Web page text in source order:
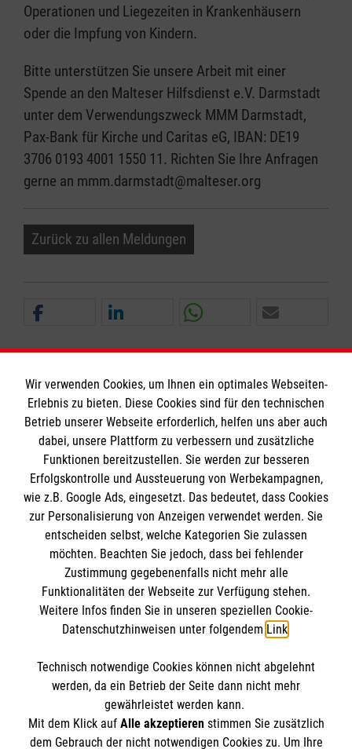
Operationen und Liegezeiten in Krankenhäusern
oder die Impfung von Kindern.
Bitte unterstützen Sie unsere Arbeit mit einer
Spende an den Malteser Hilfsdienst e.V. Darmstadt
unter dem Verwendungszweck MMM Darmstadt,
Pax-Bank für Kirche und Caritas eG, IBAN: DE19
3706 0193 4001 1550 11. Richten Sie Ihre Anfragen
gerne an mmm.darmstadt@malteser.org
Zurück zu allen Meldungen
Informationen
Impressum
Datenschutz
Barrierefreiheit
Kontakt
Die Malteser
Malteser in Deutschland
Malteserorden
Sharepoint
Spendenkonto
Pax-Bank für Kirche und Caritas eG
IBAN: DE22 3706 0193 4001 1550 54
BIC / S.W.I.F.T: GENODED1PAX
So finden Sie uns
Langgasse 16–20
Wir verwenden Cookies, um Ihnen ein optimales Webseiten-
Erlebnis zu bieten. Diese Cookies sind für den technischen
Betrieb unserer Webseite erforderlich, helfen uns aber auch
dabei, unsere Plattform zu verbessern und zusätzliche
Funktionen bereitzustellen. Sie werden zur besseren
Erfolgskontrolle und Aussteuerung von Werbekampagnen,
wie z.B. Google Ads, eingesetzt. Das bedeutet, dass Cookies
zur Personalisierung von Anzeigen verwendet werden. Sie
entscheiden selbst, welche Kategorien Sie zulassen
möchten. Beachten Sie jedoch, dass bei fehlender
Zustimmung gegebenenfalls nicht mehr alle
Funktionalitäten der Webseite zur Verfügung stehen.
Weitere Infos finden Sie in unseren speziellen Cookie-
Datenschutzhinweisen unter folgendem Link.
Technisch notwendige Cookies können nicht abgelehnt
werden, da ein Betrieb der Seite dann nicht mehr
gewährleistet werden kann.
Mit dem Klick auf Alle akzeptierenstimmen Sie zusätzlich
dem Gebrauch der nicht notwendigen Cookies zu. Um Ihre